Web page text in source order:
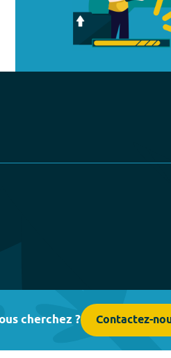
cherchez ? Contactez-